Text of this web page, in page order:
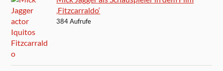
‚Fitzcarraldo‘
384 Aufrufe